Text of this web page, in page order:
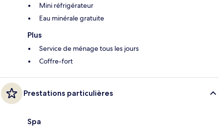
Mini réfrigérateur
Eau minérale gratuite
Plus
Service de ménage tous les jours
Coffre-fort
Prestations particulières
Spa